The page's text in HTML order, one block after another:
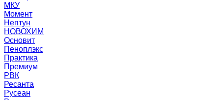
МКУ
Момент
Нептун
НОВОХИМ
Основит
Пеноплэкс
Практика
Премиум
РВК
Ресанта
Русеан